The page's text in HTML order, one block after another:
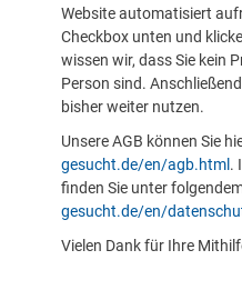
Website automatisiert
Checkbox unten und
wissen wir, dass Sie kein
Person sind.
bisher weiter nutzen.
Unsere AGB können Sie
gesucht.de/en/agb.html .
finden Sie unter
gesucht.de/en/
Vielen Dank für Ihre